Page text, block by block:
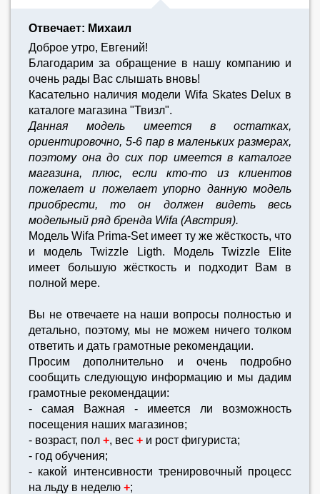
Отвечает: Михаил
Доброе утро, Евгений!
Благодарим за обращение в нашу компанию и
очень рады Вас слышать вновь!
Касательно наличия модели Wifa Skates Delux в
каталоге магазина "Твизл".
Данная модель имеется в остатках,
ориентировочно, 5-6 пар в маленьких размерах,
поэтому она до сих пор имеется в каталоге
магазина, плюс, если кто-то из клиентов
пожелает и пожелает упорно данную модель
приобрести, то он должен видеть весь
модельный ряд бренда Wifa (Австрия).
Модель Wifa Prima-Set имеет ту же жёсткость, что
и модель Twizzle Ligth. Модель Twizzle Elite
имеет большую жёсткость и подходит Вам в
полной мере.
Вы не отвечаете на наши вопросы полностью и
детально, поэтому, мы не можем ничего толком
ответить и дать грамотные рекомендации.
Просим дополнительно и очень подробно
сообщить следующую информацию и мы дадим
грамотные рекомендации:
- самая Важная - имеется ли возможность
посещения наших магазинов;
- возраст, пол +, вес + и рост фигуриста;
- год обучения;
- какой интенсивности тренировочный процесс
на льду в неделю +;